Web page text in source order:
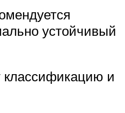
устойчивый
и